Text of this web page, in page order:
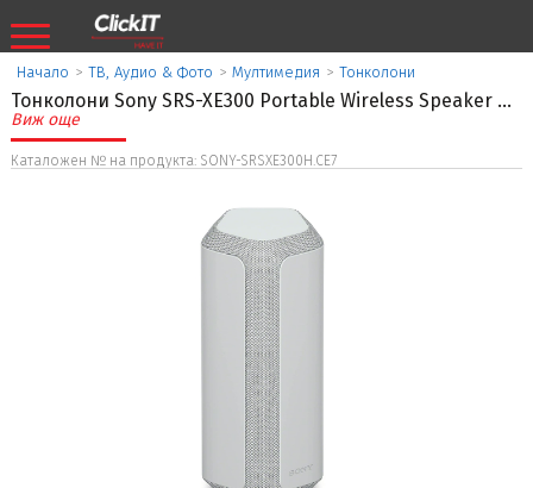
Начало > ТВ, Аудио & Фото > Мултимедия > Тонколони
Тонколони Sony SRS-XE300 Portable Wireless Speaker ...
Виж още
Каталожен № на продукта: SONY-SRSXE300H.CE7